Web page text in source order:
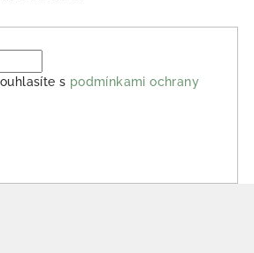
s podmínkami ochrany